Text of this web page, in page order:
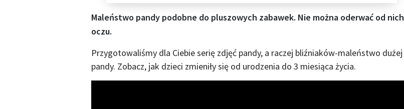
Maleństwo pandy podobne do pluszowych zabawek. Nie można oderwać od nich
oczu.
Przygotowaliśmy dla Ciebie serię zdjęć pandy, a raczej bliźniaków-maleństwo dużej
pandy. Zobacz, jak dzieci zmieniły się od urodzenia do 3 miesiąca życia.